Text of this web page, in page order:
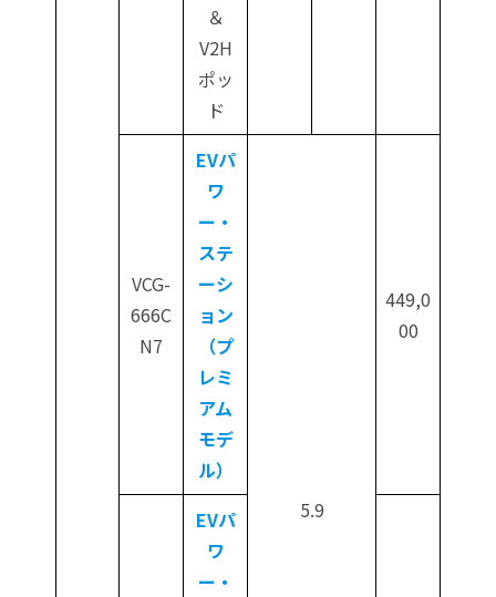
＆
V2H
ポッ
ド
VCG-
666C
N7
EVパ
ワ
ー・
ステ
ーシ
ョン
（プ
レミ
アム
モデ
ル）
5.9
449,0
00
EVパ
ワ
ー・